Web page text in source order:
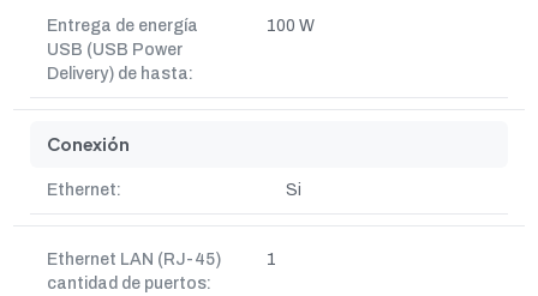
Entrega de energía
USB (USB Power
Delivery) de hasta:
100 W
Conexión
Ethernet: Si
Ethernet LAN (RJ-45)
cantidad de puertos:
1